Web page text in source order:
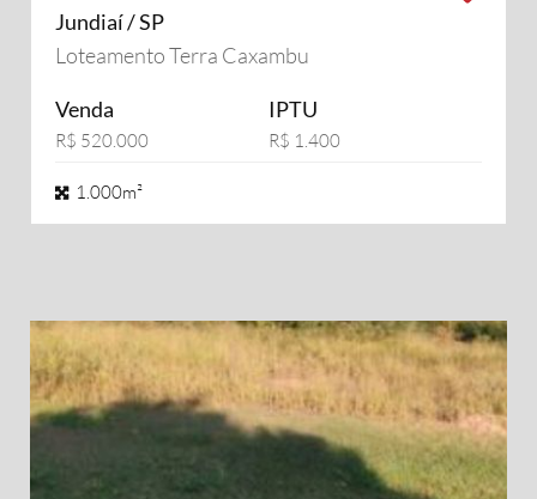
Jundiaí / SP
Loteamento Terra Caxambu
Venda
R$ 520.000
IPTU
R$ 1.400
1.000m²